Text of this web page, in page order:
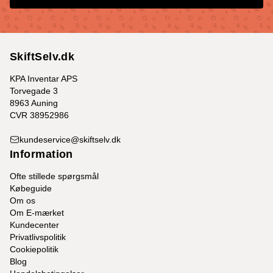
SkiftSelv.dk
KPA Inventar APS
Torvegade 3
8963 Auning
CVR 38952986
kundeservice@skiftselv.dk
Information
Ofte stillede spørgsmål
Købeguide
Om os
Om E-mærket
Kundecenter
Privatlivspolitik
Cookiepolitik
Blog